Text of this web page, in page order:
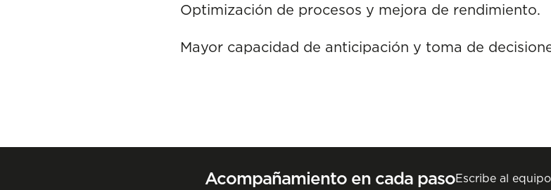
Optimización de procesos y mejora de rendimiento.
Mayor capacidad de anticipación y toma de
Acompañamiento en cada pasoEscribe al